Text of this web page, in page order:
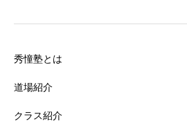
秀憧塾とは
道場紹介
クラス紹介